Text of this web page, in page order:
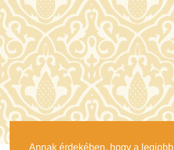
Annak érdekében, hogy a legjobb